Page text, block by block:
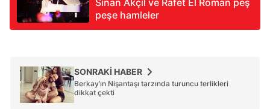
peşe hamleler
SONRAKİ HABER
Berkay’ın Nişantaşı tarzında turuncu terlikleri
dikkat çekti